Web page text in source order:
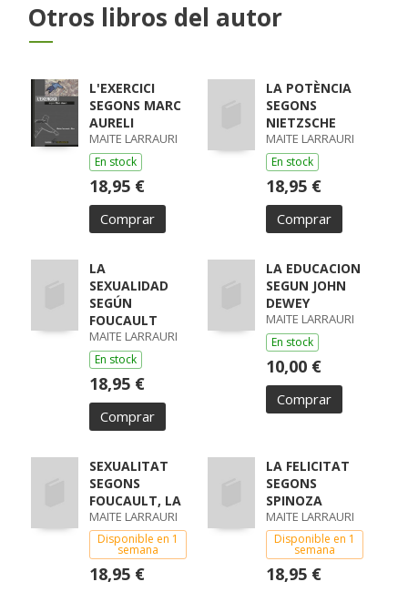
Otros libros del autor
L'EXERCICI
SEGONS MARC
AURELI
MAITE LARRAURI
En stock
18,95 €
Comprar
LA POTÈNCIA
SEGONS
NIETZSCHE
MAITE LARRAURI
En stock
18,95 €
Comprar
LA
SEXUALIDAD
SEGÚN
FOUCAULT
MAITE LARRAURI
En stock
18,95 €
Comprar
LA EDUCACION
SEGUN JOHN
DEWEY
MAITE LARRAURI
En stock
10,00 €
Comprar
SEXUALITAT
SEGONS
FOUCAULT, LA
MAITE LARRAURI
Disponible en 1
semana
18,95 €
LA FELICITAT
SEGONS
SPINOZA
MAITE LARRAURI
Disponible en 1
semana
18,95 €